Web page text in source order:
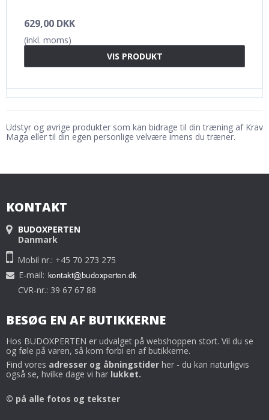
629,00 DKK
(inkl. moms)
VIS PRODUKT
Udstyr og øvrige produkter som kan bidrage til din træning af Krav
Maga eller til din egen personlige velvære imens du træner.
KONTAKT
BUDOXPERTEN
Danmark
Mobil nr.: +45 70 273 275
E-mail:
CVR-nr.: 39 67 67 88
BESØG EN AF BUTIKKERNE
Hos BUDOXPERTEN er udvalget på webshoppen stort. Vil du se
og føle på varen, så kom forbi en af butikkerne.
Find vores adresser og åbningstider her - du kan naturligvis
også se, hvilke dage vi har lukket.
© på alle fotos og tekster